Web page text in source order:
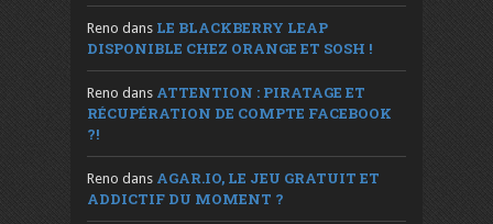
Reno dans LE BLACKBERRY LEAP
DISPONIBLE CHEZ ORANGE ET SOSH !
Reno dans ATTENTION : PIRATAGE ET
RÉCUPÉRATION DE COMPTE FACEBOOK
?!
Reno dans AGAR.IO, LE JEU GRATUIT ET
ADDICTIF DU MOMENT ?